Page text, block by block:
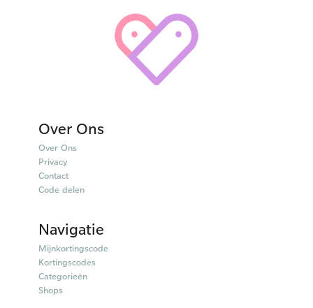
Over Ons
Over Ons
Privacy
Contact
Code delen
Navigatie
Mijnkortingscode
Kortingscodes
Categorieën
Shops